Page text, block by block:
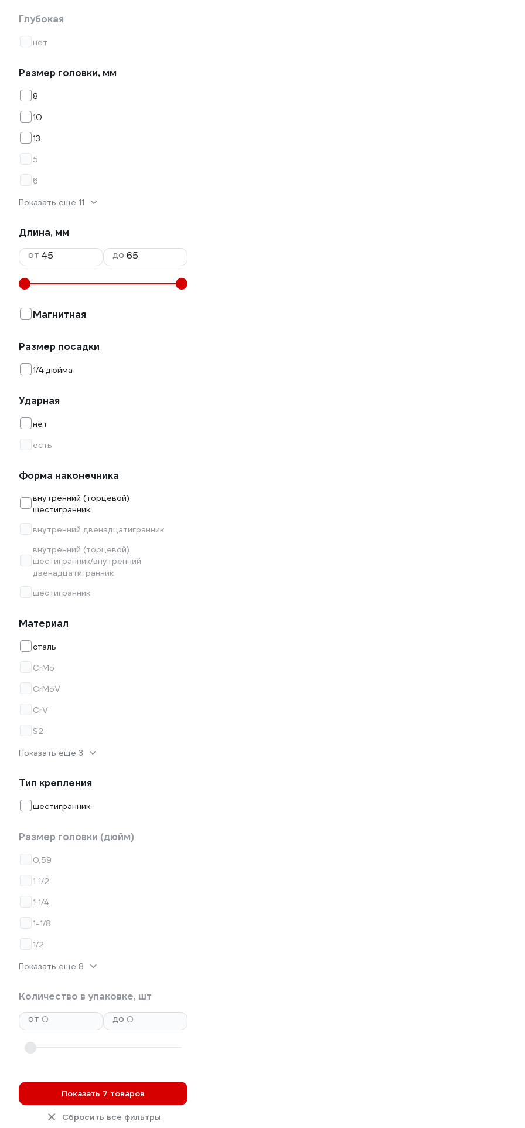
Глубокая
нет
Размер головки, мм
8
10
13
5
6
Показать еще 11
Длина, мм
от
до
Магнитная
Размер посадки
1/4 дюйма
Ударная
нет
есть
Форма наконечника
внутренний (торцевой)
шестигранник
внутренний двенадцатигранник
внутренний (торцевой)
шестигранник/внутренний
двенадцатигранник
шестигранник
Материал
сталь
CrMo
CrMoV
CrV
S2
Показать еще 3
Тип крепления
шестигранник
Размер головки (дюйм)
0,59
1 1/2
1 1/4
1-1/8
1/2
Показать еще 8
Количество в упаковке, шт
от
до
Показать 7 товаров
Сбросить все фильтры